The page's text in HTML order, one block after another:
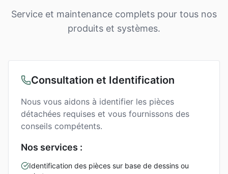
Service et maintenance complets pour tous nos
produits et systèmes.
Consultation et Identification
Nous vous aidons à identifier les pièces
détachées requises et vous fournissons des
conseils compétents.
Nos services :
Identification des pièces sur base de dessins ou